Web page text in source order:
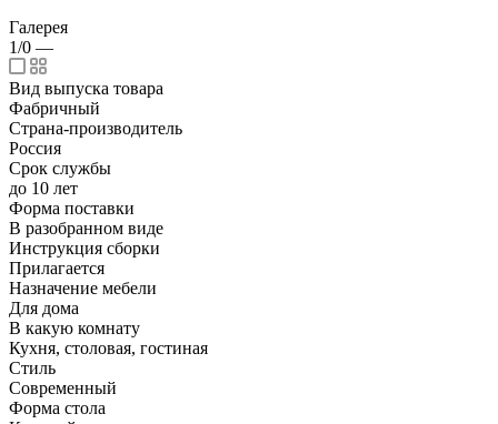
Галерея
1/0 —
Вид выпуска товара
Фабричный
Страна-производитель
Россия
Срок службы
до 10 лет
Форма поставки
В разобранном виде
Инструкция сборки
Прилагается
Назначение мебели
Для дома
В какую комнату
Кухня, столовая, гостиная
Стиль
Современный
Форма стола